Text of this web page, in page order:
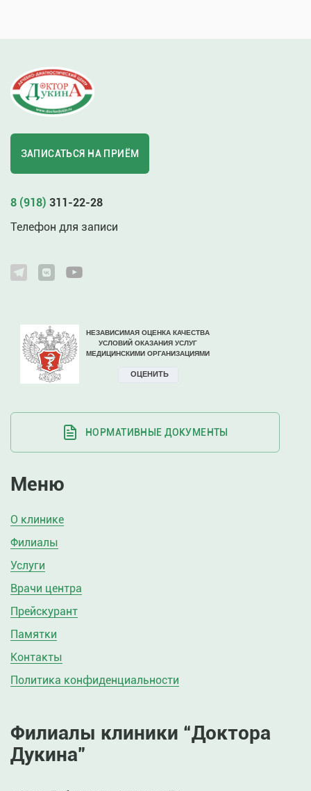
ЗАПИСАТЬСЯ НА ПРИЁМ
8 (918) 311-22-28
Телефон для записи
НОРМАТИВНЫЕ ДОКУМЕНТЫ
Меню
О клинике
Филиалы
Услуги
Врачи центра
Прейскурант
Памятки
Контакты
Политика конфиденциальности
Филиалы клиники “Доктора
Дукина”